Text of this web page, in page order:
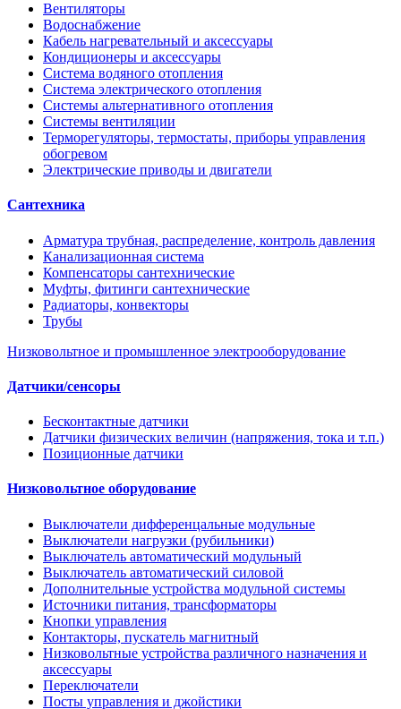
Вентиляторы
Водоснабжение
Кабель нагревательный и аксессуары
Кондиционеры и аксессуары
Система водяного отопления
Система электрического отопления
Системы альтернативного отопления
Системы вентиляции
Терморегуляторы, термостаты, приборы управления
обогревом
Электрические приводы и двигатели
Сантехника
Арматура трубная, распределение, контроль давления
Канализационная система
Компенсаторы сантехнические
Муфты, фитинги сантехнические
Радиаторы, конвекторы
Трубы
Низковольтное и промышленное электрооборудование
Датчики/сенсоры
Бесконтактные датчики
Датчики физических величин (напряжения, тока и т.п.)
Позиционные датчики
Низковольтное оборудование
Выключатели дифференцальные модульные
Выключатели нагрузки (рубильники)
Выключатель автоматический модульный
Выключатель автоматический силовой
Дополнительные устройства модульной системы
Источники питания, трансформаторы
Кнопки управления
Контакторы, пускатель магнитный
Низковольтные устройства различного назначения и
аксессуары
Переключатели
Посты управления и джойстики